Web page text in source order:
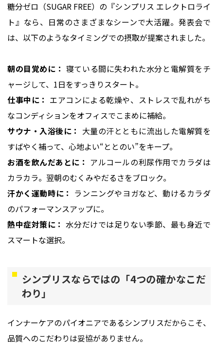
糖分ゼロ（SUGAR FREE）の『シンプリス エレクトロライ
ト』なら、日常のさまざまなシーンで大活躍。発表会で
は、以下のようなタイミングでの摂取が提案されました。
朝の目覚めに： 寝ている間に失われた水分と電解質をチ
ャージして、1日をすっきりスタート。
仕事中に： エアコンによる乾燥や、ストレスで乱れがち
なコンディションをオフィスでこまめに補給。
サウナ・入浴後に： 大量の汗とともに流出した電解質を
すばやく補って、心地よい“ととのい”をキープ。
お酒を飲んだあとに： アルコールの利尿作用でカラダは
カラカラ。翌朝のむくみやだるさをブロック。
汗かく運動時に： ランニングやヨガなど、動けるカラダ
のパフォーマンスアップに。
熱中症対策に： 水分だけでは足りない季節、最も身近で
スマートな選択。
シンプリスならではの「4つの確かなこだ
わり」
インナーケアのパイオニアであるシンプリスだからこそ、
品質へのこだわりは妥協がありません。